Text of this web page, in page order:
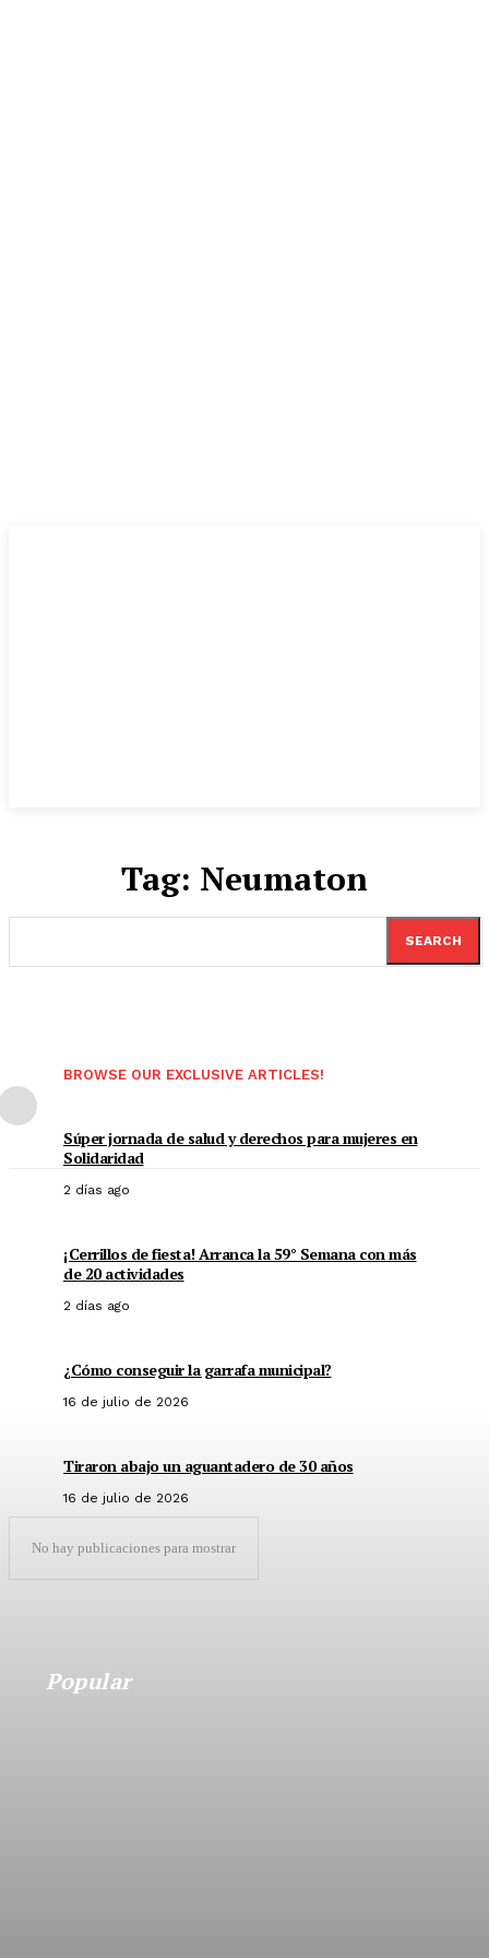
Tag: Neumaton
SEARCH
BROWSE OUR EXCLUSIVE ARTICLES!
Súper jornada de salud y derechos para mujeres en
Solidaridad
2 días ago
¡Cerrillos de fiesta! Arranca la 59° Semana con más
de 20 actividades
2 días ago
¿Cómo conseguir la garrafa municipal?
16 de julio de 2026
Tiraron abajo un aguantadero de 30 años
16 de julio de 2026
No hay publicaciones para mostrar
Popular